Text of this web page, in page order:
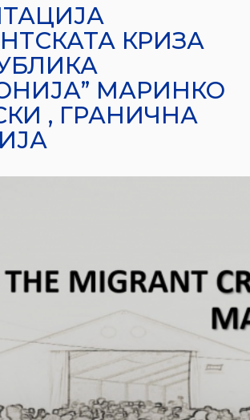
КРИЗА
МАРИНКО
, ГРАНИЧНА